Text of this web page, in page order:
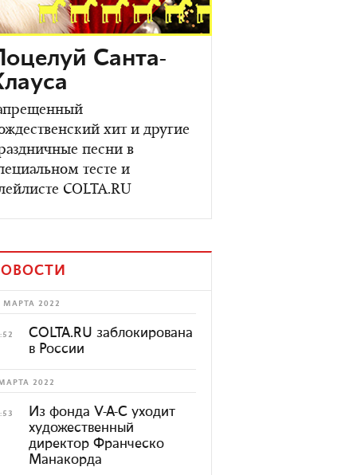
Санта-
хит и другие
песни в
тесте и
COLTA.RU
МАРТА 2022
COLTA.RU заблокирована
в России
2022
Из фонда V-A-C уходит
художественный
директор Франческо
Манакорда